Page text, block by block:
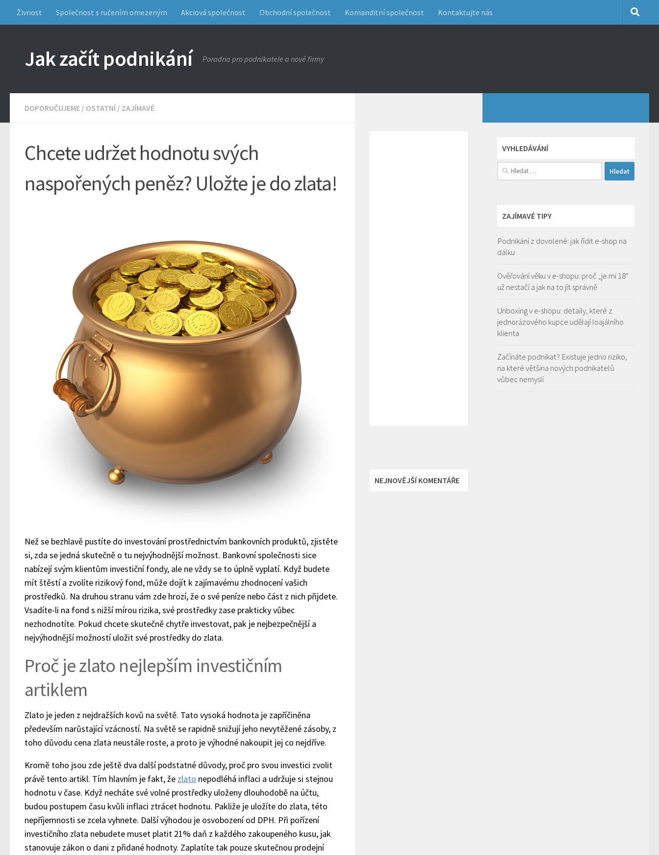
Živnost Společnost s ručením omezeným Akciová společnost Obchodní společnost Komanditní společnost Kontaktujte nás
Jak začít podnikání Poradna pro podnikatele a nové firmy
DOPORUČUJEME / OSTATNÍ / ZAJÍMAVÉ
Chcete udržet hodnotu svých
naspořených peněz? Uložte je do zlata!
Než se bezhlavě pustíte do investování prostřednictvím bankovních produktů, zjistěte
si, zda se jedná skutečně o tu nejvýhodnější možnost. Bankovní společnosti sice
nabízejí svým klientům investiční fondy, ale ne vždy se to úplně vyplatí. Když budete
mít štěstí a zvolíte rizikový fond, může dojít k zajímavému zhodnocení vašich
prostředků. Na druhou stranu vám zde hrozí, že o své peníze nebo část z nich přijdete.
Vsadíte-li na fond s nižší mírou rizika, své prostředky zase prakticky vůbec
nezhodnotíte. Pokud chcete skutečně chytře investovat, pak je nejbezpečnější a
nejvýhodnější možností uložit své prostředky do zlata.
Proč je zlato nejlepším investičním
artiklem
Zlato je jeden z nejdražších kovů na světě. Tato vysoká hodnota je zapříčiněna
především narůstající vzácností. Na světě se rapidně snižují jeho nevytěžené zásoby, z
toho důvodu cena zlata neustále roste, a proto je výhodné nakoupit jej co nejdříve.
Kromě toho jsou zde ještě dva další podstatné důvody, proč pro svou investici zvolit
právě tento artikl. Tím hlavním je fakt, že zlato nepodléhá inflaci a udržuje si stejnou
hodnotu v čase. Když necháte své volné prostředky uloženy dlouhodobě na účtu,
budou postupem času kvůli inflaci ztrácet hodnotu. Pakliže je uložíte do zlata, této
nepříjemnosti se zcela vyhnete. Další výhodou je osvobození od DPH. Při pořízení
investičního zlata nebudete muset platit 21% daň z každého zakoupeného kusu, jak
stanovuje zákon o dani z přidané hodnoty. Zaplatíte tak pouze skutečnou prodejní
VYHLEDÁVÁNÍ
Vyhledávání
ZAJÍMAVÉ TIPY
Podnikání z dovolené: jak řídit e-shop na
dálku
Ověřování věku v e-shopu: proč „je mi 18“
už nestačí a jak na to jít správně
Unboxing v e-shopu: detaily, které z
jednorázového kupce udělají loajálního
klienta
Začínáte podnikat? Existuje jedno riziko,
na které většina nových podnikatelů
vůbec nemyslí
NEJNOVĚJŠÍ KOMENTÁŘE